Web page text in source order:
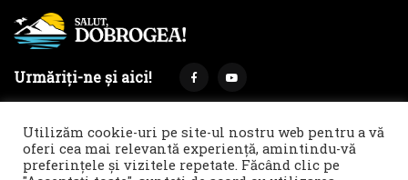
Urmăriți-ne și aici!
Termeni și condiții Politica de cookies & GDPR
Utilizăm cookie-uri pe site-ul nostru web pentru a vă
oferi cea mai relevantă experiență, amintindu-vă
preferințele și vizitele repetate. Făcând clic pe